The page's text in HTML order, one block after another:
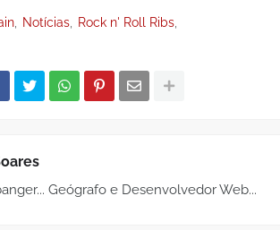
Notícias
Rock n' Roll Ribs
Geógrafo e Desenvolvedor Web...